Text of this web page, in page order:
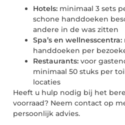
Hotels: minimaal 3 sets
schone handdoeken
andere in de was zitten
Spa’s en wellnesscentra:
handdoeken per
Restaurants: voor
minimaal 50 stuks per
locaties
Heeft u hulp nodig bij het
voorraad? Neem contact op
persoonlijk advies.